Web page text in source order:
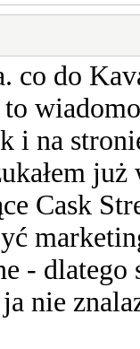
co do
i na
Cask
-
nie